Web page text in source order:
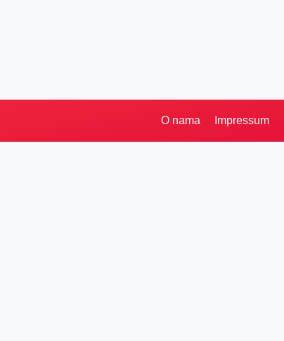
O nama Impressum